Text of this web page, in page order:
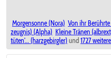
Morgensonne (Nora) Von ihr
zeugnis) (Alpha) Kleine Tränen
tüten'... (harzgebirgler) und 1727